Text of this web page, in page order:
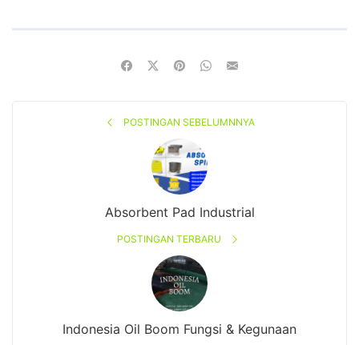
POSTINGAN SEBELUMNNYA
Absorbent Pad Industrial
POSTINGAN TERBARU
Indonesia Oil Boom Fungsi & Kegunaan